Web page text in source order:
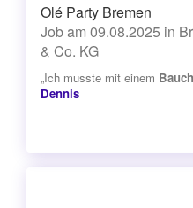
Olé Party Bremen
Job am 09.08.2025 in
& Co. KG
„Ich musste mit einem
Dennis